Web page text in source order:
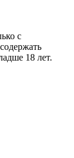
с
18 лет.